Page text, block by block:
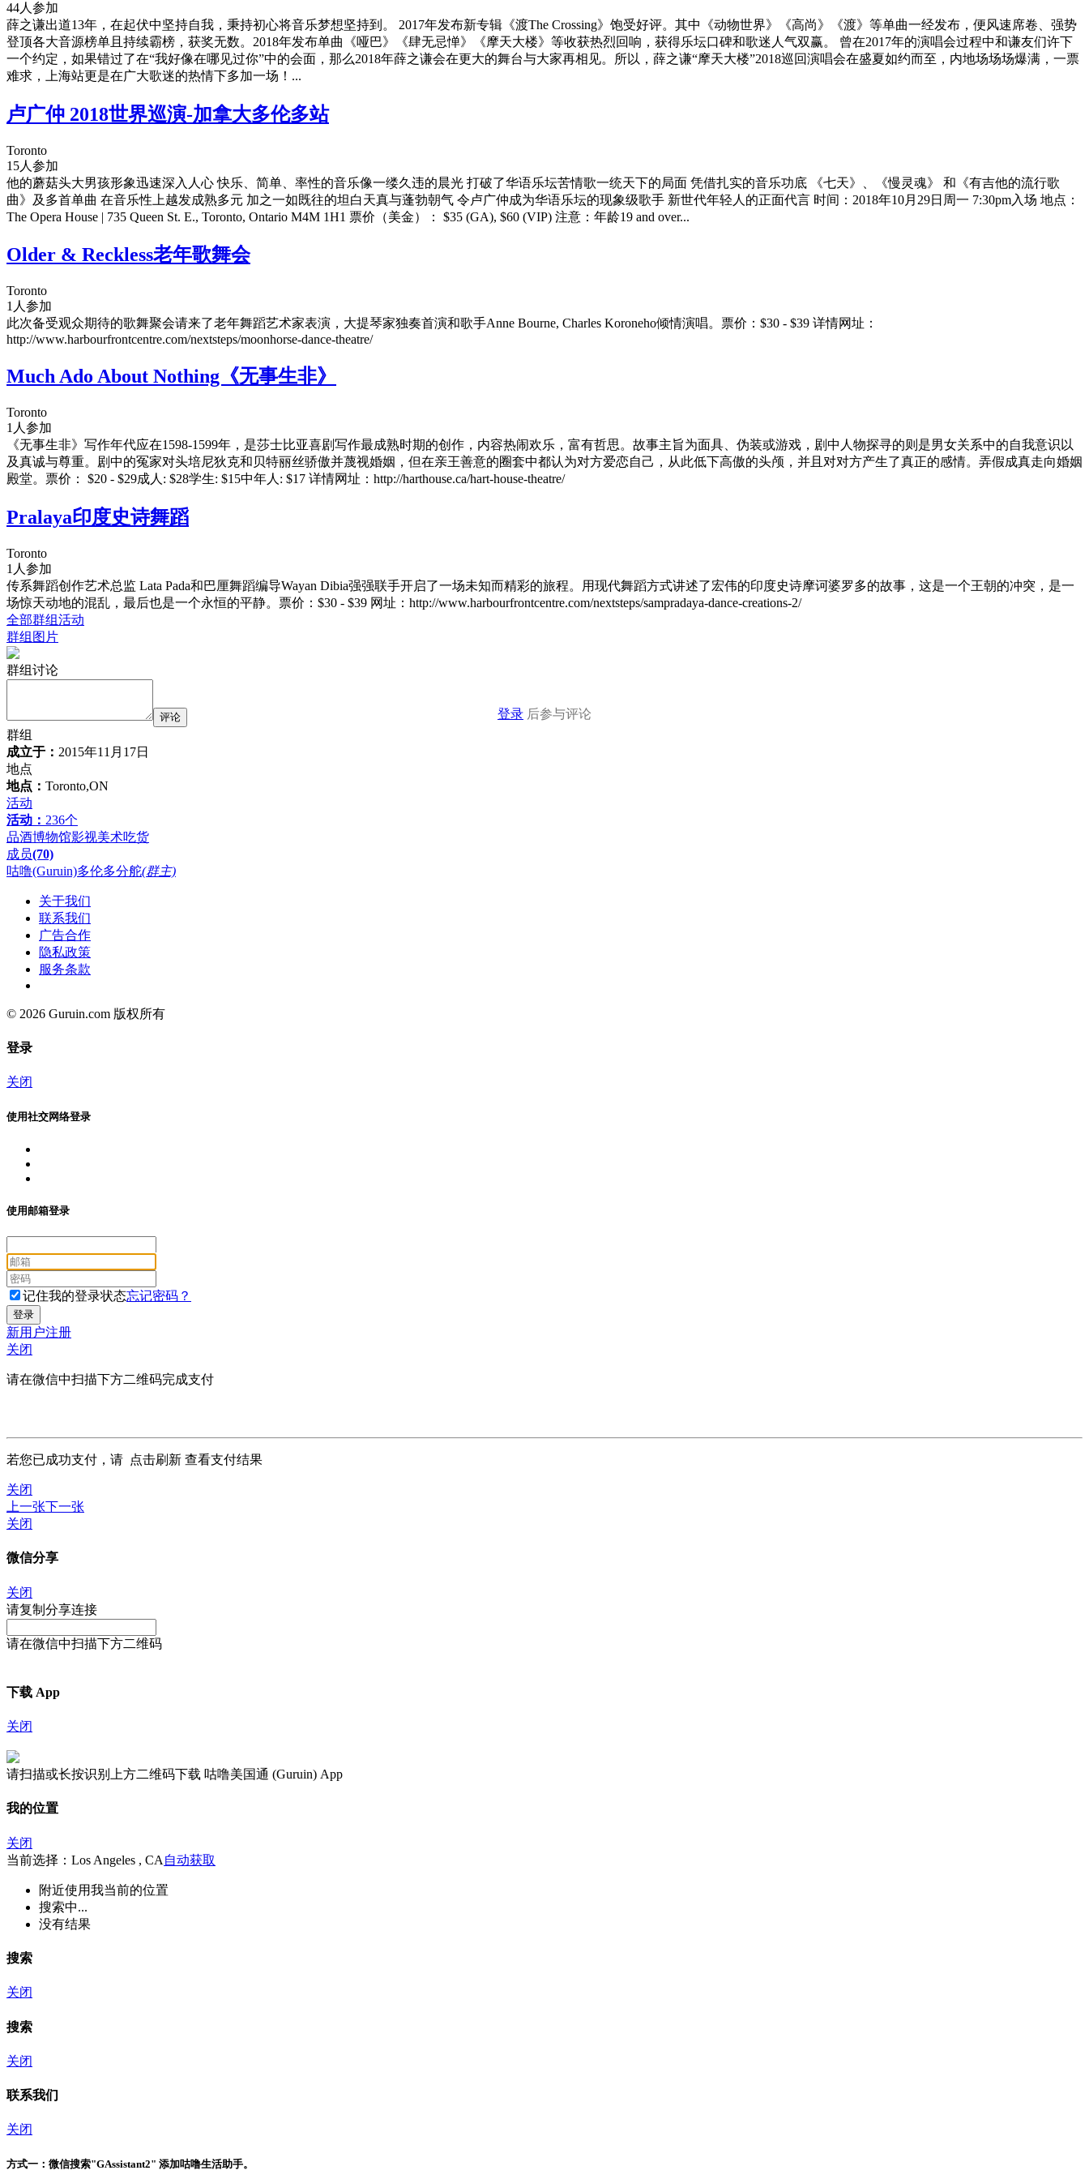
44人参加
薛之谦出道13年，在起伏中坚持自我，秉持初心将音乐梦想坚持到。 2017年发布新专辑《渡The Crossing》饱受好评。其中《动物世界》《高尚》《渡》等单曲一经发布，便风速席卷、强势
登顶各大音源榜单且持续霸榜，获奖无数。2018年发布单曲《哑巴》《肆无忌惮》《摩天大楼》等收获热烈回响，获得乐坛口碑和歌迷人气双赢。 曾在2017年的演唱会过程中和谦友们许下
一个约定，如果错过了在“我好像在哪见过你”中的会面，那么2018年薛之谦会在更大的舞台与大家再相见。所以，薛之谦“摩天大楼”2018巡回演唱会在盛夏如约而至，内地场场场爆满，一票
难求，上海站更是在广大歌迷的热情下多加一场！...
卢广仲 2018世界巡演-加拿大多伦多站
Toronto
15人参加
他的蘑菇头大男孩形象迅速深入人心 快乐、简单、率性的音乐像一缕久违的晨光 打破了华语乐坛苦情歌一统天下的局面 凭借扎实的音乐功底 《七天》、《慢灵魂》 和《有吉他的流行歌
曲》及多首单曲 在音乐性上越发成熟多元 加之一如既往的坦白天真与蓬勃朝气 令卢广仲成为华语乐坛的现象级歌手 新世代年轻人的正面代言 时间：2018年10月29日周一 7:30pm入场 地点：
The Opera House | 735 Queen St. E., Toronto, Ontario M4M 1H1 票价（美金）： $35 (GA), $60 (VIP) 注意：年龄19 and over...
Older & Reckless老年歌舞会
Toronto
1人参加
此次备受观众期待的歌舞聚会请来了老年舞蹈艺术家表演，大提琴家独奏首演和歌手Anne Bourne, Charles Koroneho倾情演唱。票价：$30 - $39 详情网址：
http://www.harbourfrontcentre.com/nextsteps/moonhorse-dance-theatre/
Much Ado About Nothing《无事生非》
Toronto
1人参加
《无事生非》写作年代应在1598-1599年，是莎士比亚喜剧写作最成熟时期的创作，内容热闹欢乐，富有哲思。故事主旨为面具、伪装或游戏，剧中人物探寻的则是男女关系中的自我意识以
及真诚与尊重。剧中的冤家对头培尼狄克和贝特丽丝骄傲并蔑视婚姻，但在亲王善意的圈套中都认为对方爱恋自己，从此低下高傲的头颅，并且对对方产生了真正的感情。弄假成真走向婚姻
殿堂。票价： $20 - $29成人: $28学生: $15中年人: $17 详情网址：http://harthouse.ca/hart-house-theatre/
Pralaya印度史诗舞蹈
Toronto
1人参加
传系舞蹈创作艺术总监 Lata Pada和巴厘舞蹈编导Wayan Dibia强强联手开启了一场未知而精彩的旅程。用现代舞蹈方式讲述了宏伟的印度史诗摩诃婆罗多的故事，这是一个王朝的冲突，是一
场惊天动地的混乱，最后也是一个永恒的平静。票价：$30 - $39 网址：http://www.harbourfrontcentre.com/nextsteps/sampradaya-dance-creations-2/
全部群组活动
群组图片
群组讨论
登录 后参与评论
评论
群组
成立于： 2015年11月17日
地点
地点： Toronto,ON
活动
活动： 236个
品酒博物馆影视美术吃货
成员(70)
咕噜(Guruin)多伦多分舵(群主)
关于我们
联系我们
广告合作
隐私政策
服务条款
© 2026 Guruin.com 版权所有
登录
关闭
使用社交网络登录
使用邮箱登录
记住我的登录状态忘记密码？
新用户注册
关闭
请在微信中扫描下方二维码完成支付
若您已成功支付，请 点击刷新 查看支付结果
关闭
上一张下一张
关闭
微信分享
关闭
请复制分享连接
请在微信中扫描下方二维码
下载 App
关闭
请扫描或长按识别上方二维码下载 咕噜美国通 (Guruin) App
我的位置
关闭
当前选择：Los Angeles , CA 自动获取
附近使用我当前的位置
搜索中...
没有结果
搜索
关闭
搜索
关闭
联系我们
关闭
方式一： 微信搜索"GAssistant2" 添加咕噜生活助手。